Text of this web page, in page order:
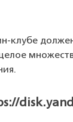
клубе